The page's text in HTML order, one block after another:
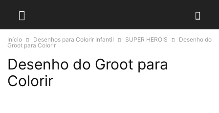
Início Desenhos para Colorir Infantil SUPER HEROIS
Desenho do
Groot para Colorir
Desenho do Groot para
Colorir